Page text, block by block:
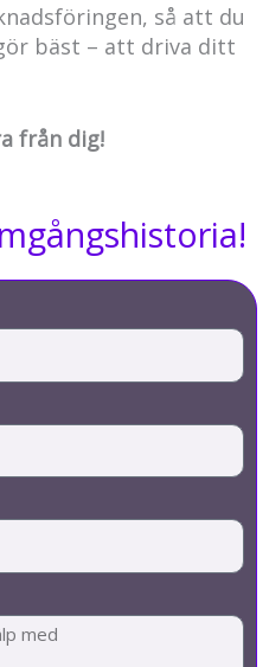
så att du
bäst – att driva ditt
från dig!